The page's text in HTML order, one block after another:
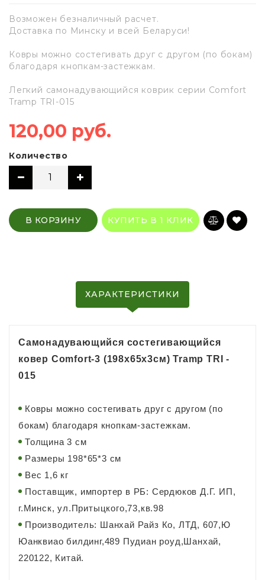
Возможен безналичный расчет.
Доставка по Минску и всей Беларуси!
Ковры можно состегивать друг с другом (по бокам)
благодаря кнопкам-застежкам.
Легкий самонадувающийся коврик серии Comfort
Tramp TRI-015
120,00 руб.
Количество
В КОРЗИНУ КУПИТЬ В 1 КЛИК
ХАРАКТЕРИСТИКИ
Самонадувающийся состегивающийся
ковер Comfort-3 (198x65x3см) Tramp TRI -
015
Ковры можно состегивать друг с другом (по
бокам) благодаря кнопкам-застежкам.
Толщина 3 см
Размеры 198*65*3 см
Вес 1,6 кг
Поставщик, импортер в РБ: Сердюков Д.Г. ИП,
г.Минск, ул.Притыцкого,73,кв.98
Производитель: Шанхай Райз Ко, ЛТД, 607,Ю
Юанквиао билдинг,489 Пудиан роуд,Шанхай,
220122, Китай.